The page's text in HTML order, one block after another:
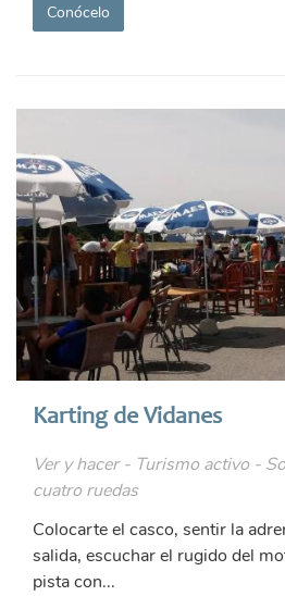
Conócelo
Karting de Vidanes
Ver y hacer - Turismo activo -
cuatro ruedas
Colocarte el casco, sentir la
salida, escuchar el rugido del
pista con...